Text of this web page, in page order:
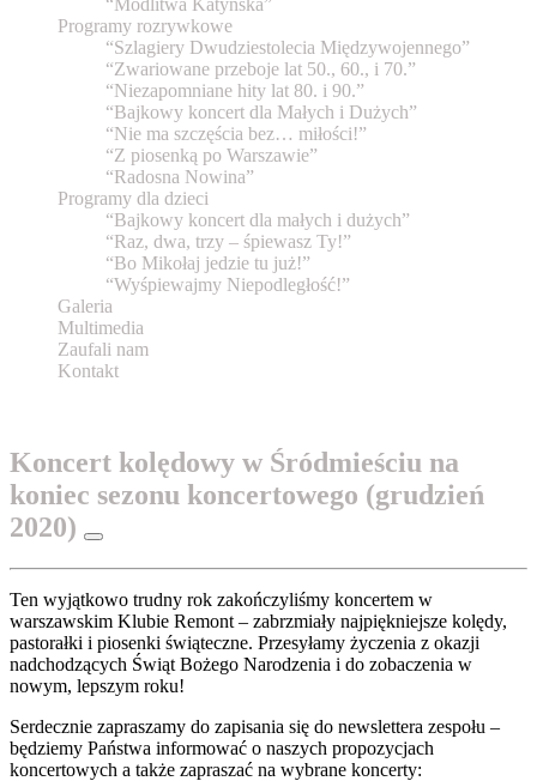
“Modlitwa Katyńska”
Programy rozrywkowe
“Szlagiery Dwudziestolecia Międzywojennego”
“Zwariowane przeboje lat 50., 60., i 70.”
“Niezapomniane hity lat 80. i 90.”
“Bajkowy koncert dla Małych i Dużych”
“Nie ma szczęścia bez… miłości!”
“Z piosenką po Warszawie”
“Radosna Nowina”
Programy dla dzieci
“Bajkowy koncert dla małych i dużych”
“Raz, dwa, trzy – śpiewasz Ty!”
“Bo Mikołaj jedzie tu już!”
“Wyśpiewajmy Niepodległość!”
Galeria
Multimedia
Zaufali nam
Kontakt
Koncert kolędowy w Śródmieściu na
koniec sezonu koncertowego (grudzień
2020)
Ten wyjątkowo trudny rok zakończyliśmy koncertem w
warszawskim Klubie Remont – zabrzmiały najpiękniejsze kolędy,
pastorałki i piosenki świąteczne. Przesyłamy życzenia z okazji
nadchodzących Świąt Bożego Narodzenia i do zobaczenia w
nowym, lepszym roku!
Serdecznie zapraszamy do zapisania się do newslettera zespołu –
będziemy Państwa informować o naszych propozycjach
koncertowych a także zapraszać na wybrane koncerty: